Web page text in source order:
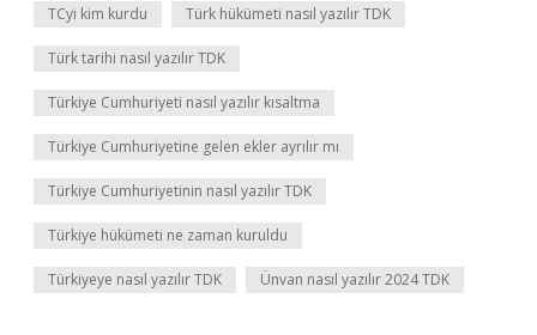
TCyi kim kurdu Türk hükümeti nasıl yazılır TDK
Türk tarihi nasıl yazılır TDK
Türkiye Cumhuriyeti nasıl yazılır kısaltma
Türkiye Cumhuriyetine gelen ekler ayrılır mı
Türkiye Cumhuriyetinin nasıl yazılır TDK
Türkiye hükümeti ne zaman kuruldu
Türkiyeye nasıl yazılır TDK Ünvan nasıl yazılır 2024 TDK